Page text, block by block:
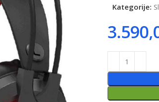
Kategorije: